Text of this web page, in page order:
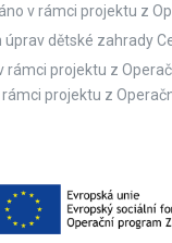
v rámci projektu z
dětské zahrady
rámci projektu z
projektu z